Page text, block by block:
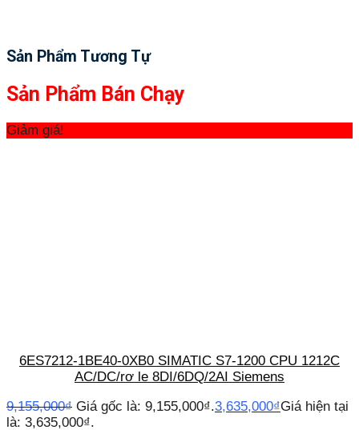
Sản Phẩm Tương Tự
Sản Phẩm Bán Chạy
Giảm giá!
6ES7212-1BE40-0XB0 SIMATIC S7-1200 CPU 1212C
AC/DC/rơ le 8DI/6DQ/2AI Siemens
9,155,000₫ Giá gốc là: 9,155,000₫.3,635,000₫Giá hiện tại
là: 3,635,000₫.